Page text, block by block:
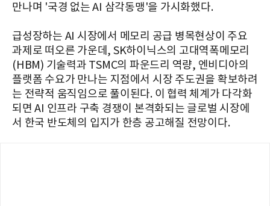
만나며 '국경 없는 AI 삼각동맹'을 가시화했다.
급성장하는 AI 시장에서 메모리 공급 병목현상이 주요
과제로 떠오른 가운데, SK하이닉스의 고대역폭메모리
(HBM) 기술력과 TSMC의 파운드리 역량, 엔비디아의
플랫폼 수요가 만나는 지점에서 시장 주도권을 확보하려
는 전략적 움직임으로 풀이된다. 이 협력 체계가 다각화
되면 AI 인프라 구축 경쟁이 본격화되는 글로벌 시장에
서 한국 반도체의 입지가 한층 공고해질 전망이다.